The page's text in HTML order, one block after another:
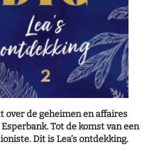
over de geheimen en affaires
Tot de komst van een
Dit is Lea’s ontdekking.